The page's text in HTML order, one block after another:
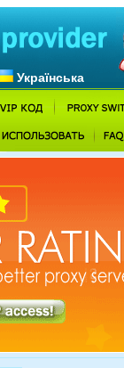
Українська